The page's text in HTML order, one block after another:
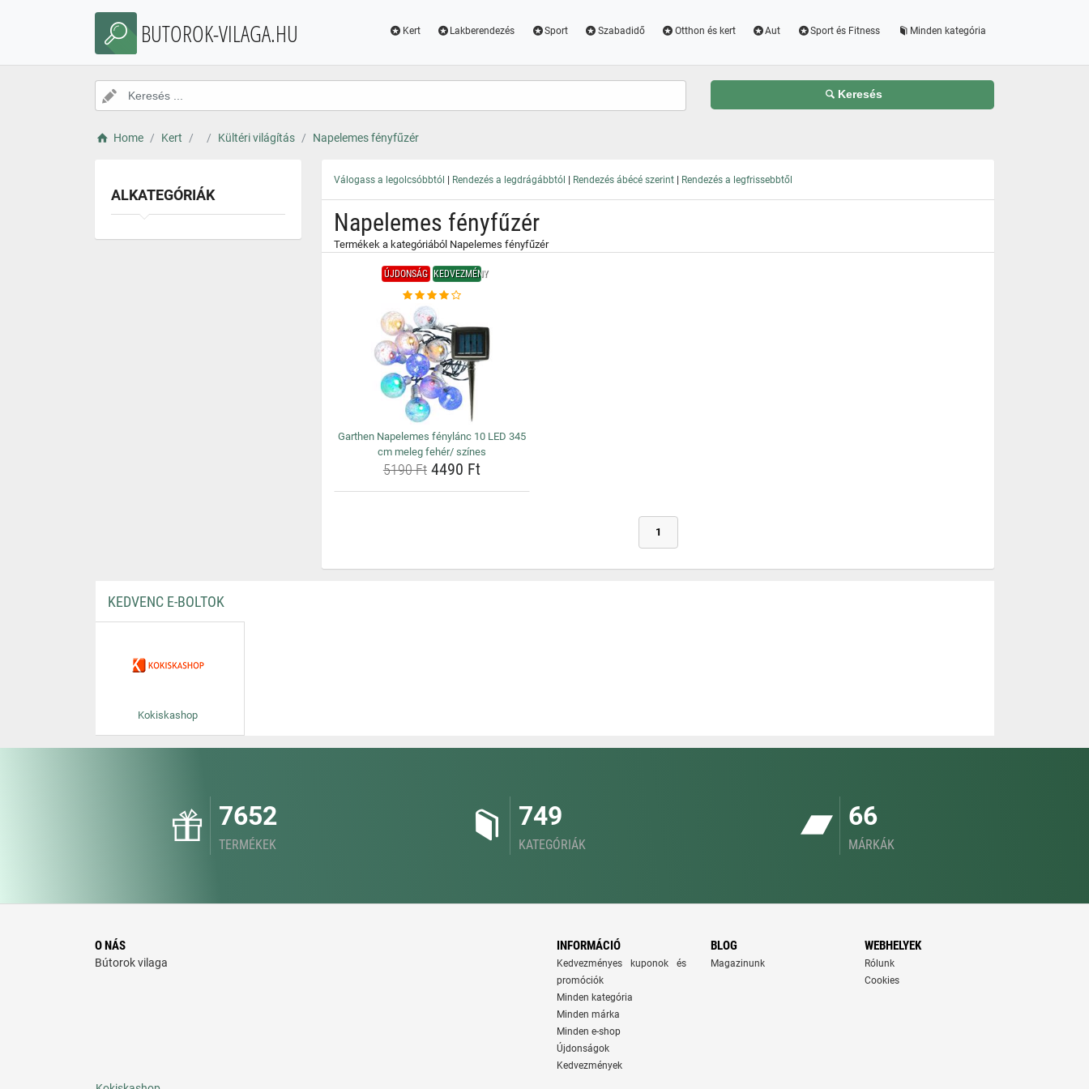
BUTOROK-VILAGA.HU Kert Lakberendezés Sport Szabadidő Otthon és kert Aut Sport és Fitness Minden kategória
Keresés
Home Kert Kültéri világítás Napelemes fényfűzér
ALKATEGÓRIÁK
Válogass a legolcsóbbtól | Rendezés a legdrágábbtól | Rendezés ábécé szerint | Rendezés a legfrissebbtől
Napelemes fényfűzér
Termékek a kategóriából Napelemes fényfűzér
ÚJDONSÁG KEDVEZMÉNY
Garthen Napelemes fénylánc 10 LED 345
cm meleg fehér/ színes
5190 Ft4490 Ft
1
KEDVENC E-BOLTOK
Kokiskashop
7652
TERMÉKEK
749
KATEGÓRIÁK
66
MÁRKÁK
O NÁS
Bútorok vilaga
INFORMÁCIÓ
Kedvezményes kuponok és
promóciók
Minden kategória
Minden márka
Minden e-shop
Újdonságok
Kedvezmények
BLOG
Magazinunk
WEBHELYEK
Rólunk
Cookies